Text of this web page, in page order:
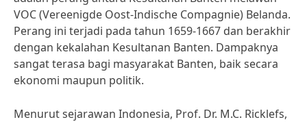
VOC (Vereenigde Oost-Indische Compagnie) Belanda.
Perang ini terjadi pada tahun 1659-1667 dan berakhir
dengan kekalahan Kesultanan Banten. Dampaknya
sangat terasa bagi masyarakat Banten, baik secara
ekonomi maupun politik.
Menurut sejarawan Indonesia, Prof. Dr. M.C. Ricklefs,